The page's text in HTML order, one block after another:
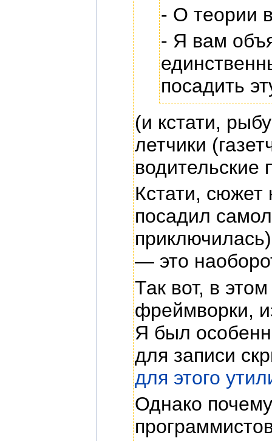
- О теории
- Я вам
посадить
(и кстати,
летчики
Кстати,
посадил
— это
Так вот, в
фреймворки,
Я был
для записи
для этого
Однако